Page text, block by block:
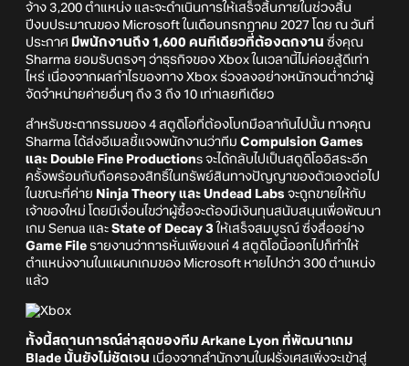
จ้าง 3,200 ตำแหน่ง และจะดำเนินการให้เสร็จสิ้นภายในช่วงสิ้น
ปีงบประมาณของ Microsoft ในเดือนกรกฎาคม 2027 โดย ณ วันที่
ประกาศ มีพนักงานถึง 1,600 คนทีเดียวที่ต้องตกงาน ซึ่งคุณ
Sharma ยอมรับตรงๆ ว่าธุรกิจของ Xbox ในเวลานี้ไม่ค่อยสู้ดีเท่า
ไหร่ เนื่องจากผลกำไรของทาง Xbox ร่วงลงอย่างหนักจนต่ำกว่าผู้
จัดจำหน่ายค่ายอื่นๆ ถึง 3 ถึง 10 เท่าเลยทีเดียว
สำหรับชะตากรรมของ 4 สตูดิโอที่ต้องโบกมือลากันไปนั้น ทางคุณ
Sharma ได้ส่งอีเมลชี้แจงพนักงานว่าทีม Compulsion Games
และ Double Fine Productions จะได้กลับไปเป็นสตูดิโออิสระอีก
ครั้งพร้อมกับถือครองสิทธิ์ในทรัพย์สินทางปัญญาของตัวเองต่อไป
ในขณะที่ค่าย Ninja Theory และ Undead Labs จะถูกขายให้กับ
เจ้าของใหม่ โดยมีเงื่อนไขว่าผู้ซื้อจะต้องมีเงินทุนสนับสนุนเพื่อพัฒนา
เกม Senua และ State of Decay 3 ให้เสร็จสมบูรณ์ ซึ่งสื่ออย่าง
Game File รายงานว่าการหั่นเพียงแค่ 4 สตูดิโอนี้ออกไปก็ทำให้
ตำแหน่งงานในแผนกเกมของ Microsoft หายไปกว่า 300 ตำแหน่ง
แล้ว
ทั้งนี้สถานการณ์ล่าสุดของทีม Arkane Lyon ที่พัฒนาเกม
Blade นั้นยังไม่ชัดเจน เนื่องจากสำนักงานในฝรั่งเศสเพิ่งจะเข้าสู่